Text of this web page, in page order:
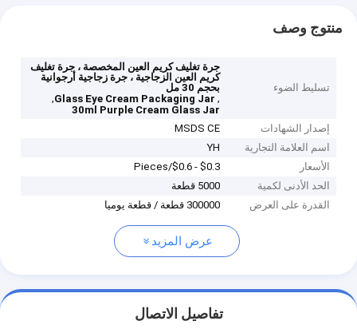
منتوج وصف
تسليط الضوء
جرة تغليف كريم العين المخصصة ، جرة تغليف
كريم العين الزجاجية ، جرة زجاجية أرجوانية
بحجم 30 مل
,
Glass Eye Cream Packaging Jar
,
30ml Purple Cream Glass Jar
إصدار الشهادات
MSDS CE
اسم العلامة التجارية
YH
الأسعار
$0.3 - $0.6/Pieces
الحد الأدنى لكمية
5000 قطعة
القدرة على العرض
300000 قطعة / قطعة يوميا
عرض المزيد
تفاصيل الاتصال